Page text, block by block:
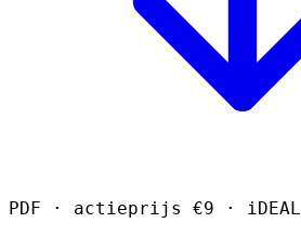
PDF · actieprijs €9 · iDEAL